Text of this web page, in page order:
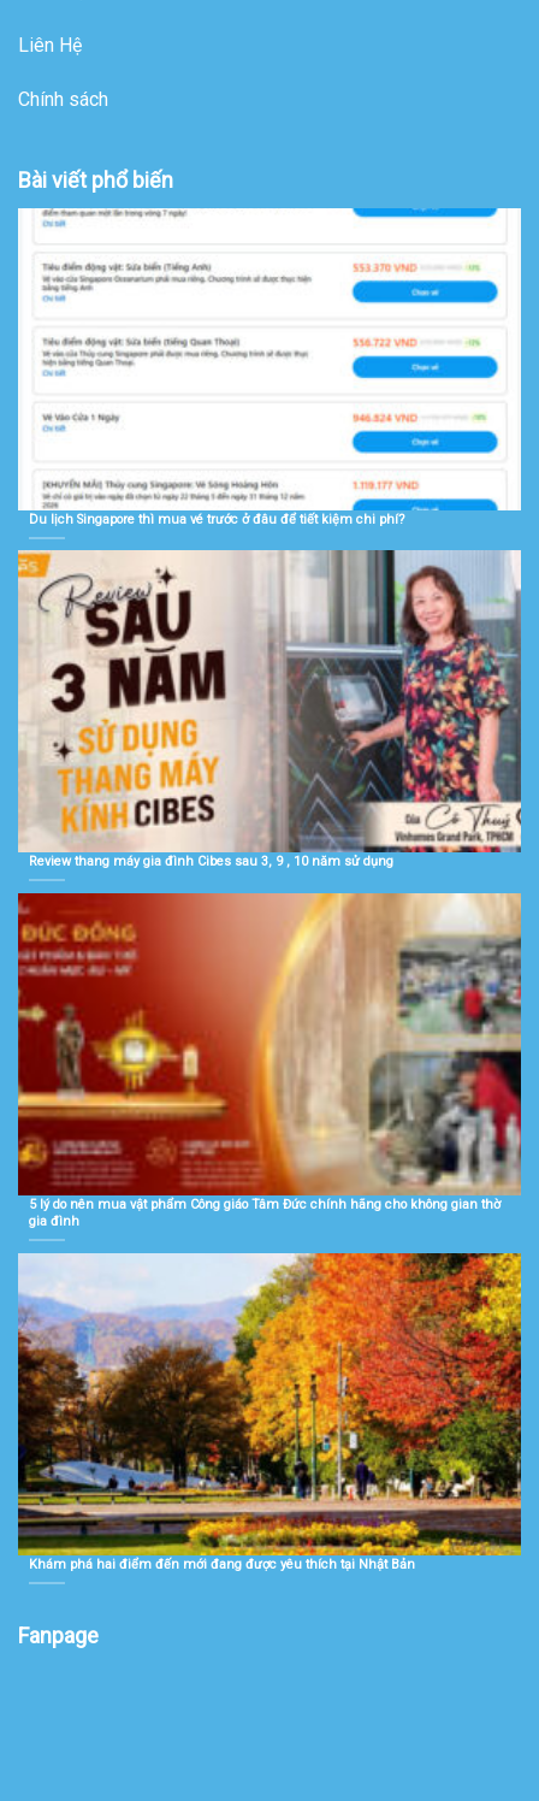
Liên Hệ
Chính sách
Bài viết phổ biến
Du lịch Singapore thì mua vé trước ở đâu để tiết kiệm chi phí?
Review thang máy gia đình Cibes sau 3, 9 , 10 năm sử dụng
5 lý do nên mua vật phẩm Công giáo Tâm Đức chính hãng cho không gian thờ
gia đình
Khám phá hai điểm đến mới đang được yêu thích tại Nhật Bản
Fanpage